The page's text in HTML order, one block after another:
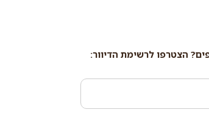
הצטרפו לרשימת הדיוור: